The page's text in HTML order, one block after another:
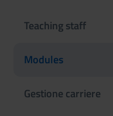
Teaching staff
Modules
Gestione carriere